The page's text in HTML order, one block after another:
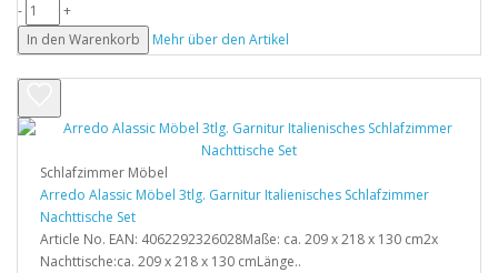
-
+
In den Warenkorb
Mehr über den Artikel
Schlafzimmer Möbel
Arredo Alassic Möbel 3tlg. Garnitur Italienisches Schlafzimmer
Nachttische Set
Article No. EAN: 4062292326028Maße: ca. 209 x 218 x 130 cm2x
Nachttische:ca. 209 x 218 x 130 cmLänge..